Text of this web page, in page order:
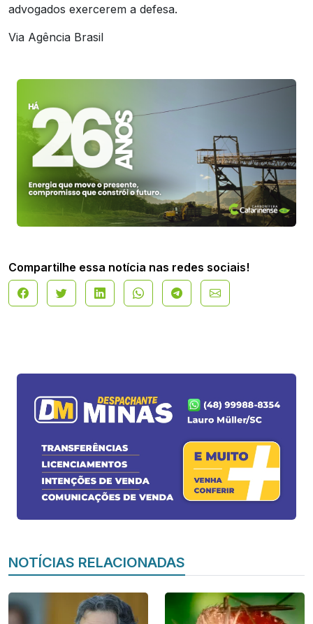
advogados exercerem a defesa.
Via Agência Brasil
Compartilhe essa notícia nas redes sociais!
NOTÍCIAS RELACIONADAS